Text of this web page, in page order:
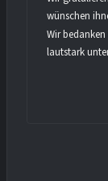
wünschen
Wir
lautstark